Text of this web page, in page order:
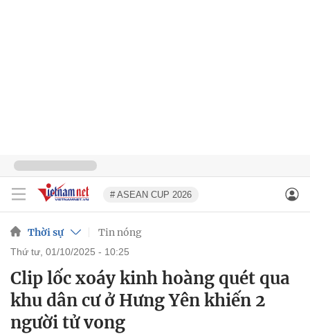
# ASEAN CUP 2026
Thời sự Tin nóng
thứ tư, 01/10/2025 - 10:25
Clip lốc xoáy kinh hoàng quét qua
khu dân cư ở Hưng Yên khiến 2
người tử vong